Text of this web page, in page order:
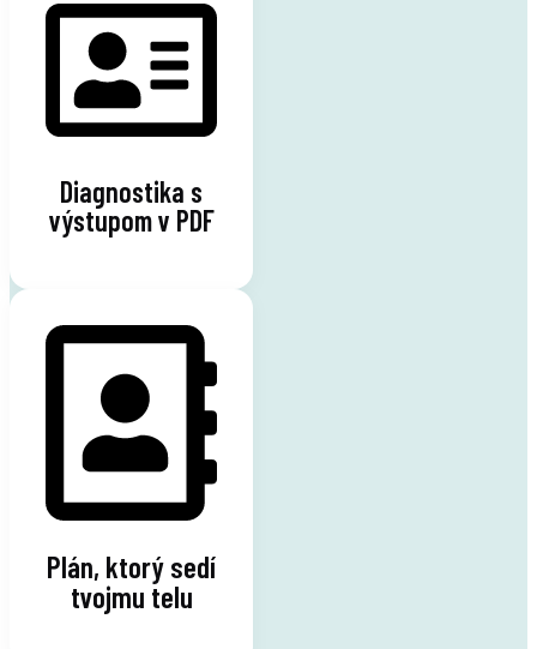
Diagnostika s
výstupom v PDF
Plán, ktorý sedí
tvojmu telu